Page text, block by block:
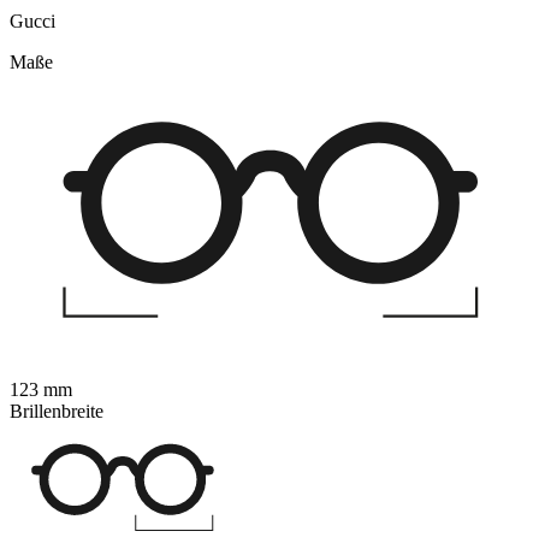
Gucci
Maße
123 mm
Brillenbreite